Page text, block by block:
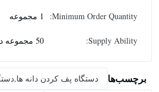
Minimum Order Quantity: 1 مجموعه
Supply Ability: 50 مجموعه در سال
برچسب‌ها
دستگاه پف کردن دانه